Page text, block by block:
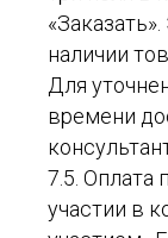
наличии
Для
времени
7.5. Оплата
участии в